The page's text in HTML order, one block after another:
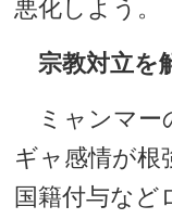
悪化しよう。
宗教対立を
ミャンマー
ギャ感情が根
国籍付与など